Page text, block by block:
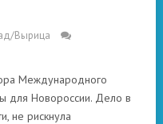
Вырица
Международного
для Новороссии. Дело в
не рискнула